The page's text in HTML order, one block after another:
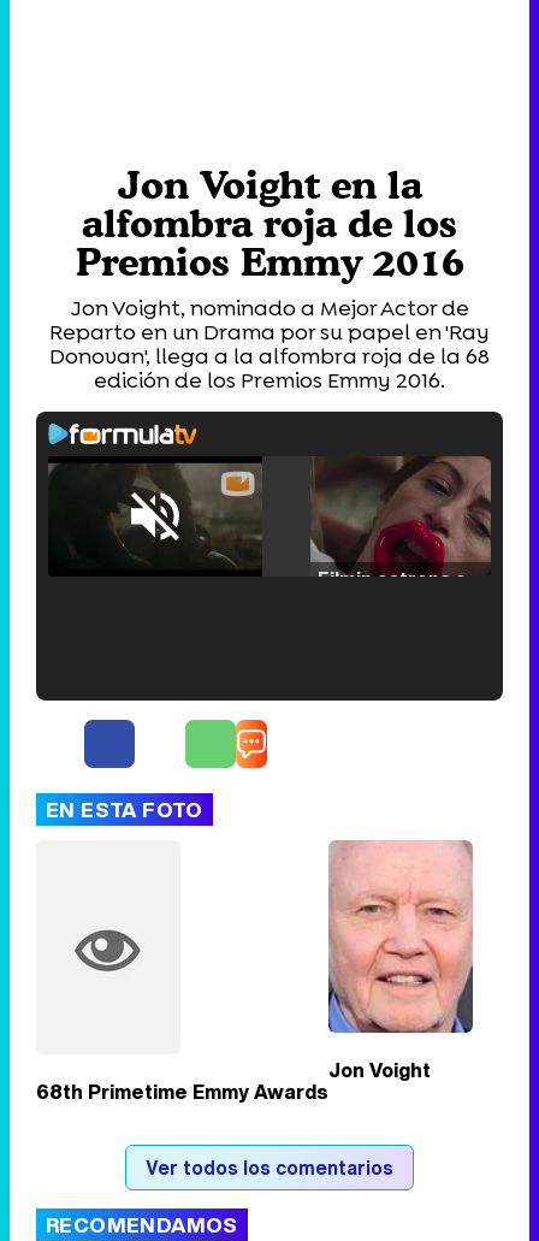
Jon Voight en la
alfombra roja de los
Premios Emmy 2016
Jon Voight, nominado a Mejor Actor de
Reparto en un Drama por su papel en 'Ray
Donovan', llega a la alfombra roja de la 68
edición de los Premios Emmy 2016.
Unmute /
Loaded:
25.30%
Tráiler de '33 días', la nueva serie de Atresplayer con Julián Villagrán y José Manuel Poga
EN ESTA FOTO
68th Primetime Emmy Awards
Jon Voight
Ver todos los comentarios
RECOMENDAMOS